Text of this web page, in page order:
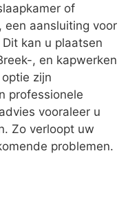
of
een aansluiting voor
kan u plaatsen
, en kapwerken
zijn
professionele
vooraleer u
Zo verloopt uw
problemen.